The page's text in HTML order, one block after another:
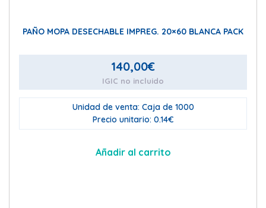
PAÑO MOPA DESECHABLE IMPREG. 20×60 BLANCA PACK
140,00€
IGIC no incluido
Unidad de venta: Caja de 1000
Precio unitario: 0.14€
Añadir al carrito